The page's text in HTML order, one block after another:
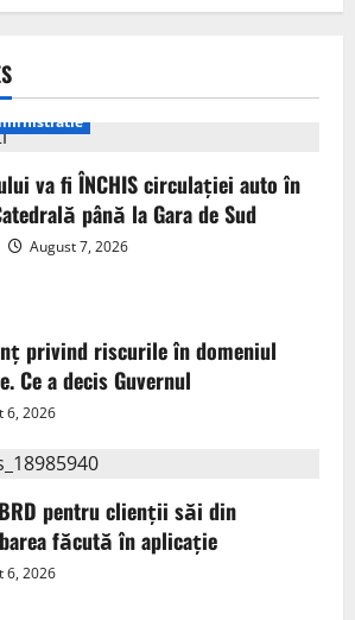
va fi ÎNCHIS circulației auto în
până la Gara de Sud
August 7, 2026
privind riscurile în domeniul
Ce a decis Guvernul
6, 2026
pentru clienții săi din
făcută în aplicație
6, 2026